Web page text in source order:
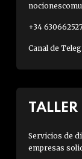
+34
Canal de
Servicios de
empresas